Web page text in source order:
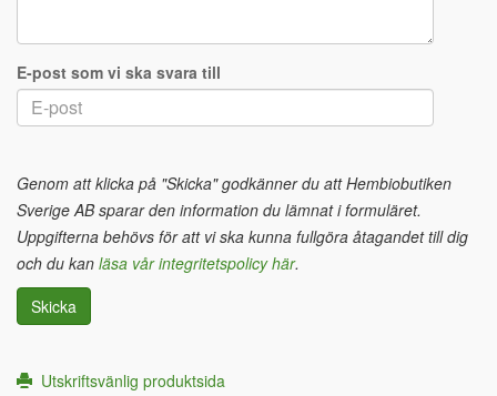
E-post som vi ska svara till
Genom att klicka på "Skicka" godkänner du att Hembiobutiken
Sverige AB sparar den information du lämnat i formuläret.
Uppgifterna behövs för att vi ska kunna fullgöra åtagandet till dig
och du kan läsa vår integritetspolicy här.
Skicka
Utskriftsvänlig produktsida